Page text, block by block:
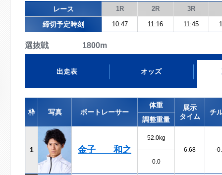
レース 1R 2R 3R
締切予定時刻 10:47 11:16 11:45
選抜戦 1800m
出走表 オッズ
枠 写真 ボートレーサー
体重
展示
タイム
チ
調整重量
1 金子 和之
52.0kg
6.68
-
0.0